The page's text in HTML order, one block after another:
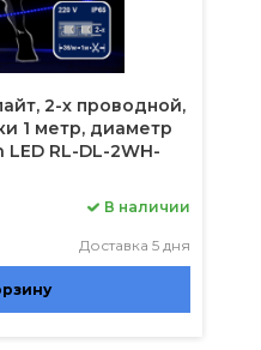
2-х проводной,
1 метр, диаметр
LED RL-DL-2WH-
В наличии
Доставка 5 дня